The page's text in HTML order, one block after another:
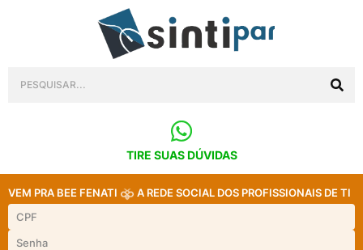
TIRE SUAS DÚVIDAS
VEM PRA BEE FENATI A REDE SOCIAL DOS PROFISSIONAIS DE TI